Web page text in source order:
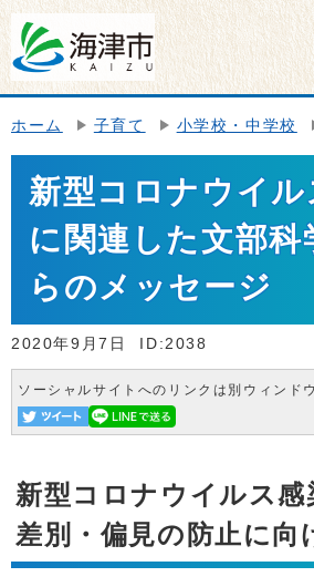
ホーム 子育て 小学校・中学校
新型コロナウイ
に関連した文部科
らのメッセージ
2020年9月7日 ID:2038
ソーシャルサイトへのリンクは別ウィンド
新型コロナウイルス感
差別・偏見の防止に向